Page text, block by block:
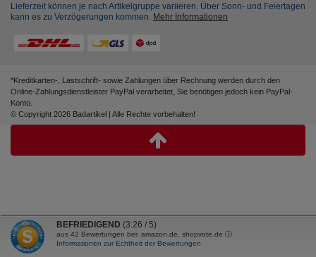
Lieferzeit können je nach Artikelgruppe variieren. Über Sonn- und Feiertagen
kann es zu Verzögerungen kommen. Mehr Informationen
*Kreditkarten-, Lastschrift- sowie Zahlungen über Rechnung werden durch den
Online-Zahlungsdienstleister PayPal verarbeitet, Sie benötigen jedoch kein PayPal-
Konto.
© Copyright 2026 Badartikel | Alle Rechte vorbehalten!
BEFRIEDIGEND (3.26 / 5)
aus 42 Bewertungen bei: amazon.de, shopvote.de ⓘ
Informationen zur Echtheit der Bewertungen